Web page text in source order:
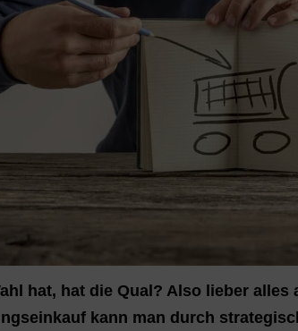
hat, hat die Qual? Also lieber alles
kann man durch